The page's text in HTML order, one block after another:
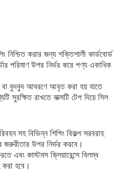
নিশ্চিত করার জন্য শক্তিশালী কার্ডবোর্ড
পরিমাণ উপর নির্ভর করে পণ্য একাধিক
বা বুদবুদ আবরণে আবৃত করা হয় যাতে
সুরক্ষিত রাখতে বাক্সটি টেপ দিয়ে সিল
সহ বিভিন্ন শিপিং বিকল্প সরবরাহ
উপর নির্ভর করবে।
এবং কাস্টমস ক্লিয়ারেন্সে বিলম্ব
হবে।